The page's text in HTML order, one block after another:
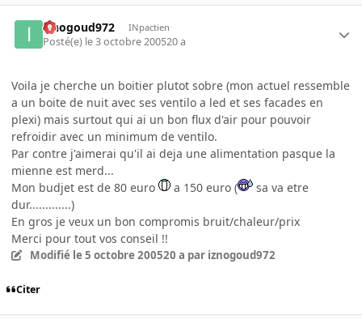
iznogoud972 INpactien
Posté(e) le 3 octobre 200520 a
Voila je cherche un boitier plutot sobre (mon actuel ressemble
a un boite de nuit avec ses ventilo a led et ses facades en
plexi) mais surtout qui ai un bon flux d'air pour pouvoir
refroidir avec un minimum de ventilo.
Par contre j'aimerai qu'il ai deja une alimentation pasque la
mienne est merd...
Mon budjet est de 80 euro
a 150 euro (
sa va etre
dur.............)
En gros je veux un bon compromis bruit/chaleur/prix
Merci pour tout vos conseil !!
Modifié le 5 octobre 200520 a par iznogoud972
Citer